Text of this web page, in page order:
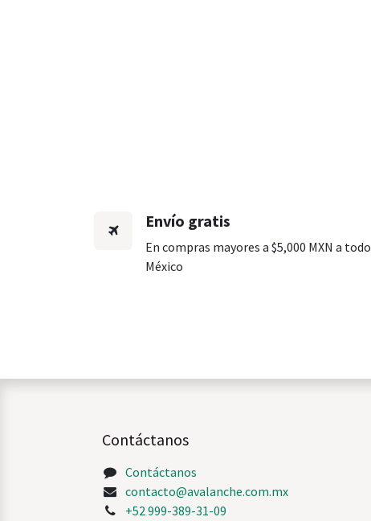
Envío gratis
En compras mayores a $5,000 MXN a todo
México
Contáctanos
Contáctanos
contacto@avalanche.com.mx
+52 999-389-31-09